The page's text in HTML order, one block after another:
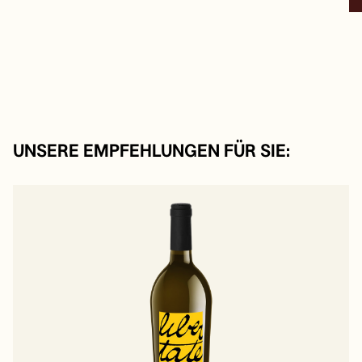
UNSERE EMPFEHLUNGEN FÜR SIE: